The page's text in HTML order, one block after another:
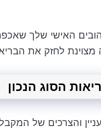
האישי שלך
לחזק את
והצרכים של